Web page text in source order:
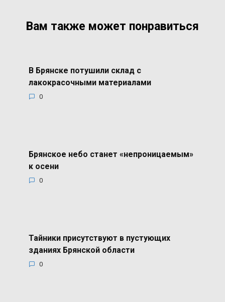
Вам также может понравиться
В Брянске потушили склад с
лакокрасочными материалами
0
Брянское небо станет «непроницаемым»
к осени
0
Тайники присутствуют в пустующих
зданиях Брянской области
0